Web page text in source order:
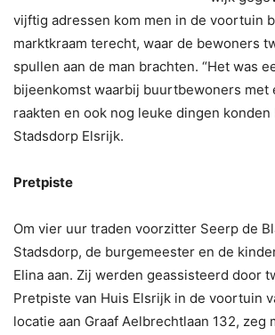
vijftig adressen kom men in de voortuin
marktkraam terecht, waar de bewoners
spullen aan de man brachten. “Het was
bijeenkomst waarbij buurtbewoners met
raakten en ook nog leuke dingen konden
Stadsdorp Elsrijk.
Pretpiste
Om vier uur traden voorzitter Seerp de
Stadsdorp, de burgemeester en de
Elina aan. Zij werden geassisteerd door
Pretpiste van Huis Elsrijk in de voortuin
locatie aan Graaf Aelbrechtlaan 132, zeg